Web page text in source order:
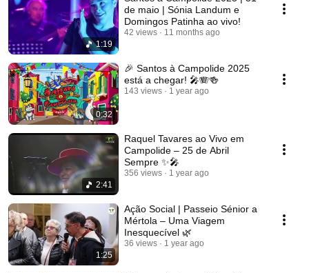
1:19
de maio | Sónia Landum e
Domingos Patinha ao vivo!
42 views 11 months ago
0:32
🎉 Santos à Campolide 2025
está a chegar! 🎤🪗🍻
143 views 1 year ago
2:41
Raquel Tavares ao Vivo em
Campolide – 25 de Abril
Sempre ✨🎤
356 views 1 year ago
1:25
Ação Social | Passeio Sénior a
Mértola – Uma Viagem
Inesquecível 🌿
36 views 1 year ago